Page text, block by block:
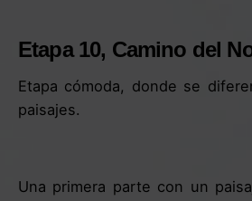
Etapa 10, Camino del
Etapa cómoda, donde se
paisajes.
Una primera parte con un